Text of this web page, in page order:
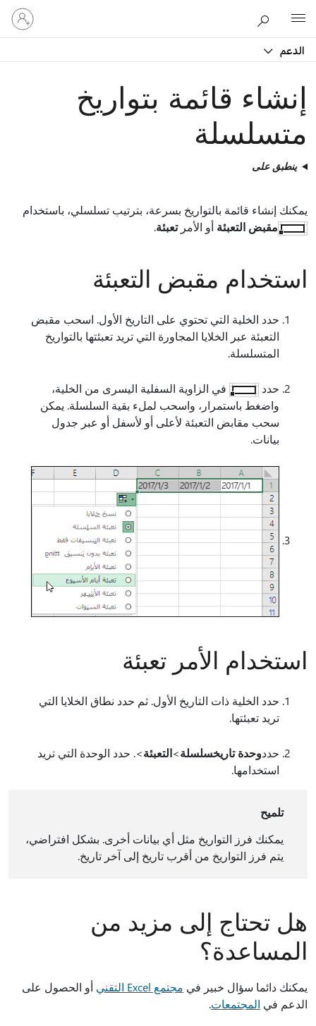
الدعم
تسجيل
الدخول
إلى
إنشاء قائمة بتواريخ
متسلسلة
ينطبق على
يمكنك إنشاء قائمة بالتواريخ بسرعة، بترتيب تسلسلي، باستخدام
مقبض التعبئة أو الأمرتعبئة.
استخدام مقبض التعبئة
حدد الخلية التي تحتوي على التاريخ الأول. اسحب مقبض
التعبئة عبر الخلايا المجاورة التي تريد تعبئتها بالتواريخ
المتسلسلة.
حدد
في الزاوية السفلية اليسرى من الخلية،
واضغط باستمرار، واسحب لملء بقية السلسلة. يمكن
سحب مقابض التعبئة لأعلى أو لأسفل أو عبر جدول
بيانات.
استخدام الأمر تعبئة
حدد الخلية ذات التاريخ الأول. ثم حدد نطاق الخلايا التي
تريد تعبئتها.
حددوحدة تاريخسلسلة>التعبئة>. حدد الوحدة التي تريد
استخدامها.
تلميح
يمكنك فرز التواريخ مثل أي بيانات أخرى. بشكل افتراضي،
يتم فرز التواريخ من أقرب تاريخ إلى آخر تاريخ.
هل تحتاج إلى مزيد من
المساعدة؟
يمكنك دائما سؤال خبير في مجتمع Excel التقني
أو الحصول على
الدعم في المجتمعات.